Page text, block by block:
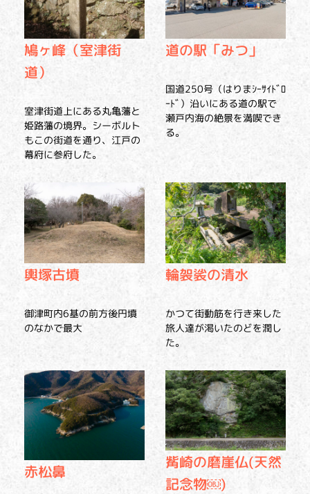
鳩ヶ峰（室津街
道）
室津街道上にある丸亀藩と
姫路藩の境界。シーボルト
もこの街道を通り、江戸の
幕府に参府した。
道の駅「みつ」
国道250号（はりまｼｰｻｲﾄﾞﾛ
ｰﾄﾞ）沿いにある道の駅で
瀬戸内海の絶景を満喫でき
る。
輿塚古墳
御津町内6基の前方後円墳
のなかで最大
輪袈裟の清水
かつて街動筋を行き来した
旅人達が渇いたのどを潤し
た。
赤松鼻
觜崎の磨崖仏(天然
記念物￼)